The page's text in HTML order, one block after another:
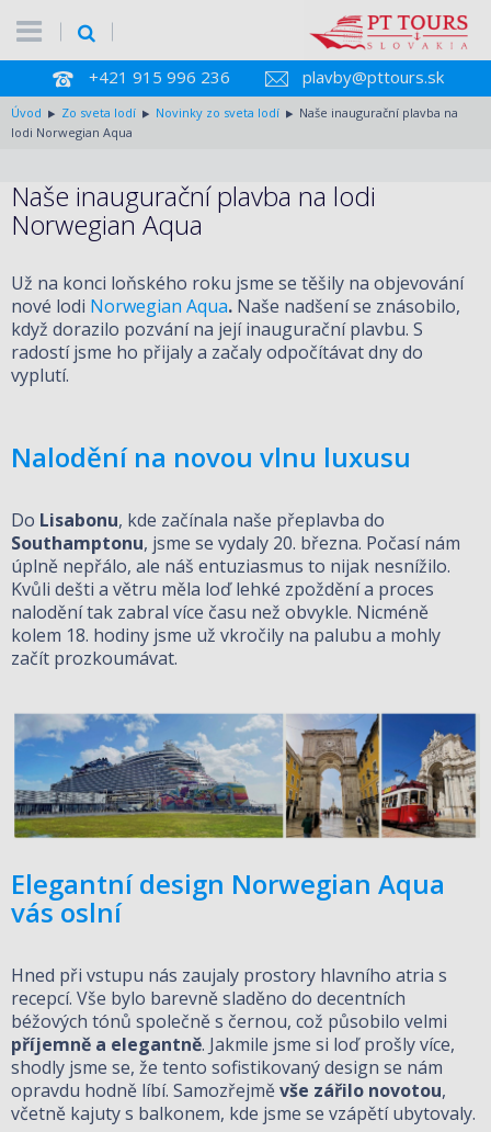
+421 915 996 236 plavby@pttours.sk
Úvod Zo sveta lodí Novinky zo sveta lodí
Naše inaugurační plavba na
lodi Norwegian Aqua
Naše inaugurační plavba na lodi
Norwegian Aqua
Už na konci loňského roku jsme se těšily na objevování
nové lodi Norwegian Aqua. Naše nadšení se znásobilo,
když dorazilo pozvání na její inaugurační plavbu. S
radostí jsme ho přijaly a začaly odpočítávat dny do
vyplutí.
Nalodění na novou vlnu luxusu
Do Lisabonu, kde začínala naše přeplavba do
Southamptonu, jsme se vydaly 20. března. Počasí nám
úplně nepřálo, ale náš entuziasmus to nijak nesnížilo.
Kvůli dešti a větru měla loď lehké zpoždění a proces
nalodění tak zabral více času než obvykle. Nicméně
kolem 18. hodiny jsme už vkročily na palubu a mohly
začít prozkoumávat.
Elegantní design Norwegian Aqua
vás oslní
Hned při vstupu nás zaujaly prostory hlavního atria s
recepcí. Vše bylo barevně sladěno do decentních
béžových tónů společně s černou, což působilo velmi
příjemně a elegantně. Jakmile jsme si loď prošly více,
shodly jsme se, že tento sofistikovaný design se nám
opravdu hodně líbí. Samozřejměvše zářilo novotou,
včetně kajuty s balkonem, kde jsme se vzápětí ubytovaly.